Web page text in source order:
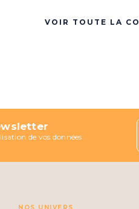
VOIR TOUTE LA
de vos données
NOS UNIVERS